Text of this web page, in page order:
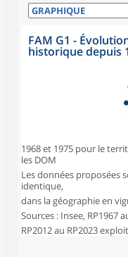
FAM G1 -
historique depuis
1968 et 1975 pour le
les DOM
Les données proposées
identique,
dans la géographie en
Sources : Insee, RP1967
RP2012 au RP2023